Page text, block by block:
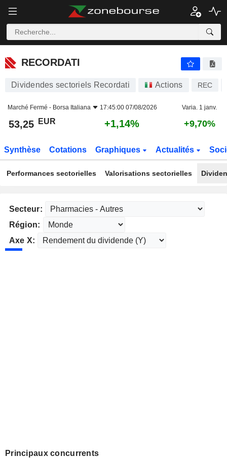
RECORDATI
RECORDATI
Dividendes sectoriels Recordati Actions REC
Marché Fermé - Borsa Italiana 17:45:00 07/08/2026 Varia. 1 janv.
53,25 EUR +1,14% +9,70%
Synthèse Cotations Graphiques Actualités
Performances sectorielles Valorisations sectorielles
Secteur:
Région:
Axe X:
Principaux concurrents